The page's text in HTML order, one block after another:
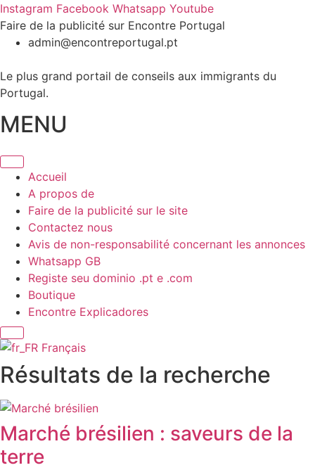
Skip
to
content
Instagram Facebook Whatsapp Youtube
Faire de la publicité sur Encontre Portugal
admin@encontreportugal.pt
Le plus grand portail de conseils aux immigrants du
Portugal.
MENU
Accueil
A propos de
Faire de la publicité sur le site
Contactez nous
Avis de non-responsabilité concernant les annonces
Whatsapp GB
Registe seu dominio .pt e .com
Boutique
Encontre Explicadores
Français
Résultats de la recherche
Marché brésilien : saveurs de la
terre